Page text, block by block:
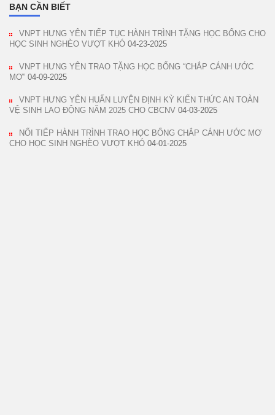
BẠN CẦN BIẾT
VNPT HƯNG YÊN TIẾP TỤC HÀNH TRÌNH TẶNG HỌC BỔNG CHO
HỌC SINH NGHÈO VƯỢT KHÓ 04-23-2025
VNPT HƯNG YÊN TRAO TẶNG HỌC BỔNG “CHẮP CÁNH ƯỚC
MƠ” 04-09-2025
VNPT HƯNG YÊN HUẤN LUYỆN ĐỊNH KỲ KIẾN THỨC AN TOÀN
VỆ SINH LAO ĐỘNG NĂM 2025 CHO CBCNV 04-03-2025
NỐI TIẾP HÀNH TRÌNH TRAO HỌC BỔNG CHẮP CÁNH ƯỚC MƠ
CHO HỌC SINH NGHÈO VƯỢT KHÓ 04-01-2025